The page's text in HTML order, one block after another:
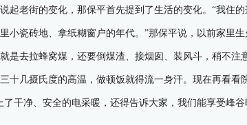
老街的变化，那保平首先提到了生活的变化。“我住的
小瓷砖地、拿纸糊窗户的年代。”那保平说，以前家里
是去拉蜂窝煤，还要倒煤渣、接烟囱、装风斗，稍不注
十几摄氏度的高温，做顿饭就得流一身汗。现在再看看
干净、安全的电采暖，还得告诉大家，我们能享受峰